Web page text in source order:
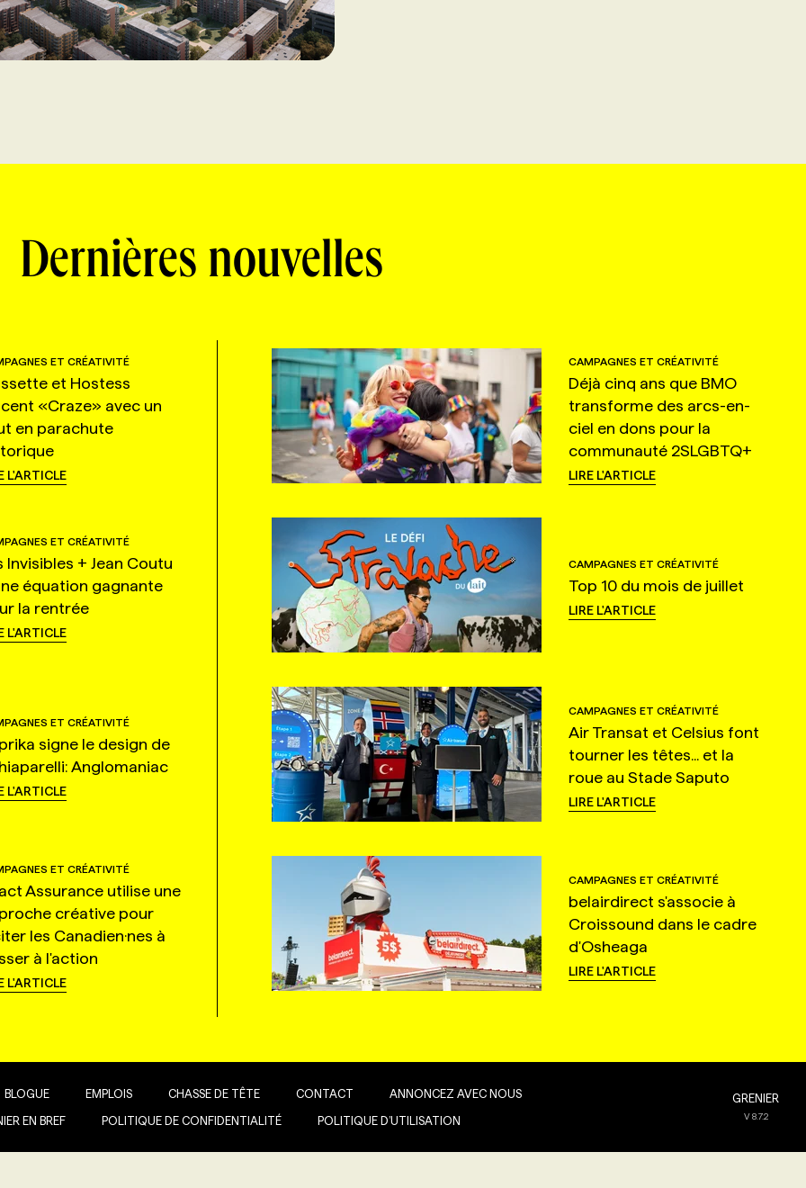
Dernières nouvelles
ET CRÉATIVITÉ
et Hostess
«Craze» avec un
en parachute
L'ARTICLE
CAMPAGNES ET CRÉATIVITÉ
Déjà cinq ans que BMO
transforme des arcs-en-
ciel en dons pour la
communauté 2SLGBTQ+
LIRE L'ARTICLE
ET CRÉATIVITÉ
Invisibles + Jean Coutu
équation gagnante
la rentrée
L'ARTICLE
CAMPAGNES ET CRÉATIVITÉ
Top 10 du mois de juillet
LIRE L'ARTICLE
ET CRÉATIVITÉ
signe le design de
Anglomaniac
L'ARTICLE
CAMPAGNES ET CRÉATIVITÉ
Air Transat et Celsius font
tourner les têtes... et la
roue au Stade Saputo
LIRE L'ARTICLE
ET CRÉATIVITÉ
Assurance utilise une
créative pour
les Canadien·nes à
à l'action
L'ARTICLE
CAMPAGNES ET CRÉATIVITÉ
belairdirect s'associe à
Croissound dans le cadre
d'Osheaga
LIRE L'ARTICLE
BLOGUE EMPLOIS CHASSE DE TÊTE CONTACT ANNONCEZ AVEC NOUS
EN BREF POLITIQUE DE CONFIDENTIALITÉ POLITIQUE D’UTILISATION
GRENIER
V8.7.2